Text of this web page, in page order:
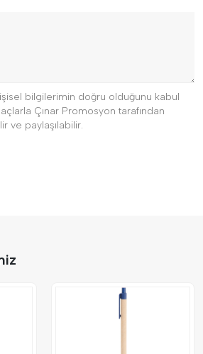
bilgilerimin doğru olduğunu kabul
Çınar Promosyon tarafından
ve paylaşılabilir.